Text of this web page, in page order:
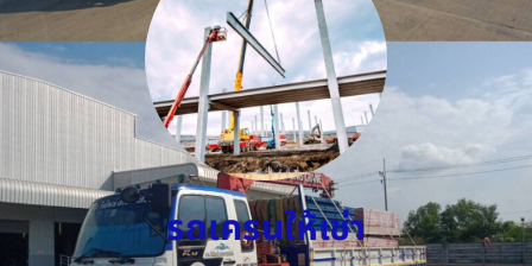
รถเครนให้เช่า